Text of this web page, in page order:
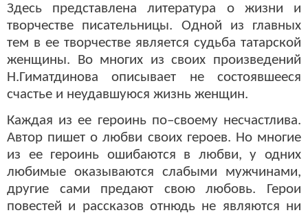
Здесь представлена литература о жизни и
творчестве писательницы. Одной из главных
тем в ее творчестве является судьба татарской
женщины. Во многих из своих произведений
Н.Гиматдинова описывает не состоявшееся
счастье и неудавшуюся жизнь женщин.
Каждая из ее героинь по–своему несчастлива.
Автор пишет о любви своих героев. Но многие
из ее героинь ошибаются в любви, у одних
любимые оказываются слабыми мужчинами,
другие сами предают свою любовь. Герои
повестей и рассказов отнюдь не являются ни